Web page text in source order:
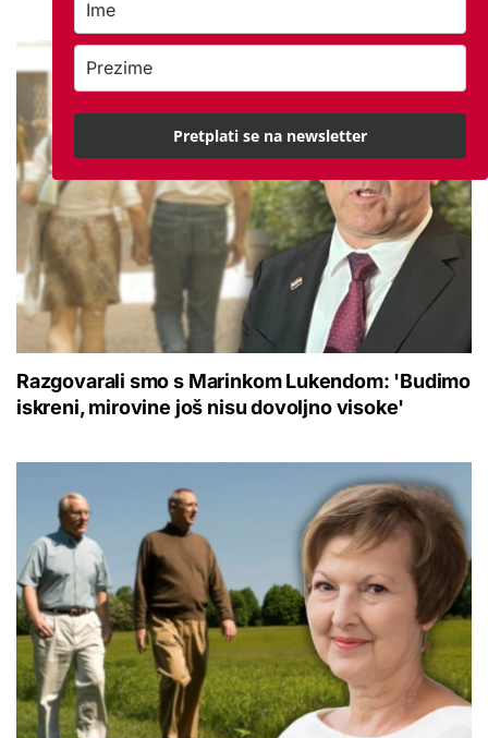
Razgovarali smo s Marinkom Lukendom: 'Budimo
iskreni, mirovine još nisu dovoljno visoke'
Pretplati se na newsletter